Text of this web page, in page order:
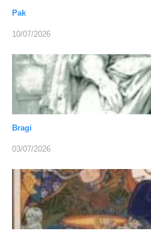
Pak
10/07/2026
Bragi
03/07/2026